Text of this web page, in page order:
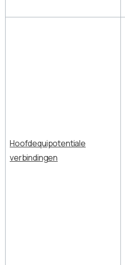
Hoofdequipotentiale
verbindingen